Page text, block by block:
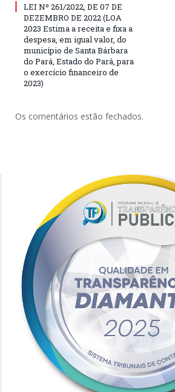
LEI Nº 261/2022, DE 07 DE
DEZEMBRO DE 2022 (LOA
2023 Estima a receita e fixa a
despesa, em igual valor, do
município de Santa Bárbara
do Pará, Estado do Pará, para
o exercício financeiro de
2023)
Os comentários estão fechados.